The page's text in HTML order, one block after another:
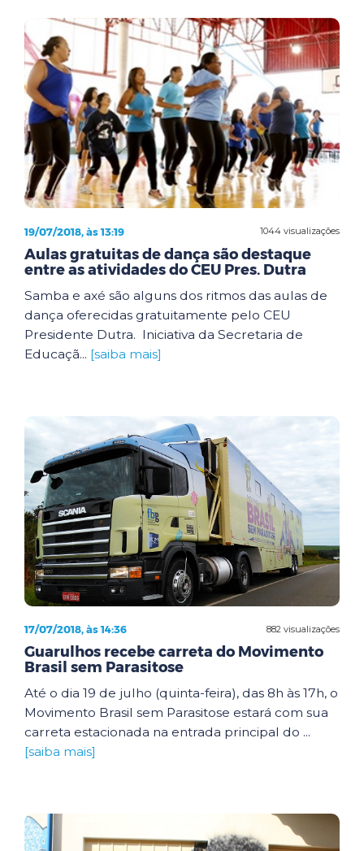
1044 visualizações
19/07/2018, às 13:19
Aulas gratuitas de dança são destaque
entre as atividades do CEU Pres. Dutra
Samba e axé são alguns dos ritmos das aulas de
dança oferecidas gratuitamente pelo CEU
Presidente Dutra. Iniciativa da Secretaria de
Educaçã... [saiba mais]
882 visualizações
17/07/2018, às 14:36
Guarulhos recebe carreta do Movimento
Brasil sem Parasitose
Até o dia 19 de julho (quinta-feira), das 8h às 17h, o
Movimento Brasil sem Parasitose estará com sua
carreta estacionada na entrada principal do ...
[saiba mais]